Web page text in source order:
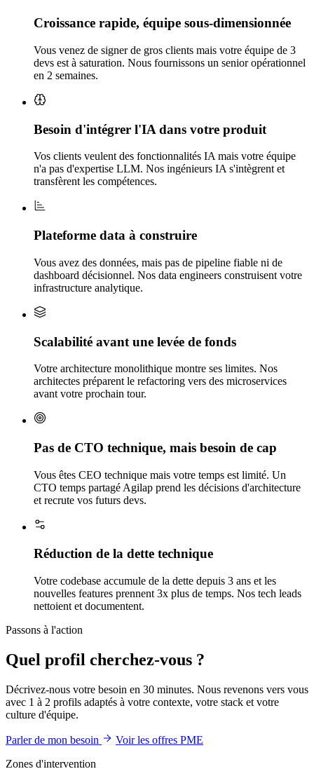
Croissance rapide, équipe sous-dimensionnée
Vous venez de signer de gros clients mais votre équipe de 3
devs est à saturation. Nous fournissons un senior opérationnel
en 2 semaines.
Besoin d'intégrer l'IA dans votre produit
Vos clients veulent des fonctionnalités IA mais votre équipe
n'a pas d'expertise LLM. Nos ingénieurs IA s'intègrent et
transfèrent les compétences.
Plateforme data à construire
Vous avez des données, mais pas de pipeline fiable ni de
dashboard décisionnel. Nos data engineers construisent votre
infrastructure analytique.
Scalabilité avant une levée de fonds
Votre architecture monolithique montre ses limites. Nos
architectes préparent le refactoring vers des microservices
avant votre prochain tour.
Pas de CTO technique, mais besoin de cap
Vous êtes CEO technique mais votre temps est limité. Un
CTO temps partagé Agilap prend les décisions d'architecture
et recrute vos futurs devs.
Réduction de la dette technique
Votre codebase accumule de la dette depuis 3 ans et les
nouvelles features prennent 3x plus de temps. Nos tech leads
nettoient et documentent.
Passons à l'action
Quel profil cherchez-vous ?
Décrivez-nous votre besoin en 30 minutes. Nous revenons vers vous
avec 1 à 2 profils adaptés à votre contexte, votre stack et votre
culture d'équipe.
Parler de mon besoin
Voir les offres PME
Zones d'intervention